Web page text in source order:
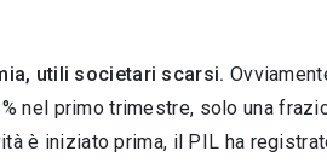
utili societari scarsi.
nel primo trimestre, solo una
è iniziato prima, il PIL ha